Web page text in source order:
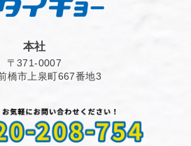
本社
〒371-0007
橋市上泉町667番地3